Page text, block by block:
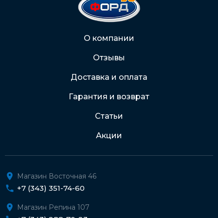
Через Интернет-банк
Подробнее о доставке и оплате
О компании
Отзывы
Доставка и оплата
Гарантия и возврат
Статьи
Акции
Магазин Восточная 46
+7 (343) 351-74-60
Магазин Репина 107